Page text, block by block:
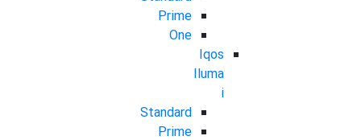
Prime
One
Iqos
Iluma
i
Standard
Prime